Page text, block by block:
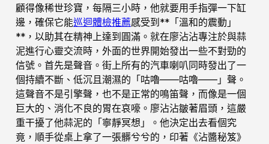
顧得像稀世珍寶，每隔三小時，他就要用手指彈一下缸
邊，確保它能巡迴體檢推薦感受到**「溫和的震動」
**，以助其在精神上達到圓滿。就在廖沾沾專注於與蒜
泥進行心靈交流時，外面的世界開始發出一些不對勁的
信號。首先是聲音。街上所有的汽車喇叭同時發出了一
個持續不斷、低沉且潮濕的「咕嚕——咕嚕——」聲。
這聲音不是引擎聲，也不是正常的鳴笛聲，而像是一個
巨大的、消化不良的胃在哀嚎。廖沾沾皺著眉頭，這嚴
重干擾了他蒜泥的「寧靜冥想」。他決定出去看個究
竟，順手從桌上拿了一張髒兮兮的，印著《沾醬秘笈》